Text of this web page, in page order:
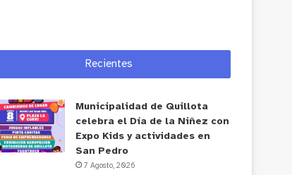
Recientes
Municipalidad de Quillota
celebra el Día de la Niñez con
Expo Kids y actividades en
San Pedro
7 Agosto, 2026